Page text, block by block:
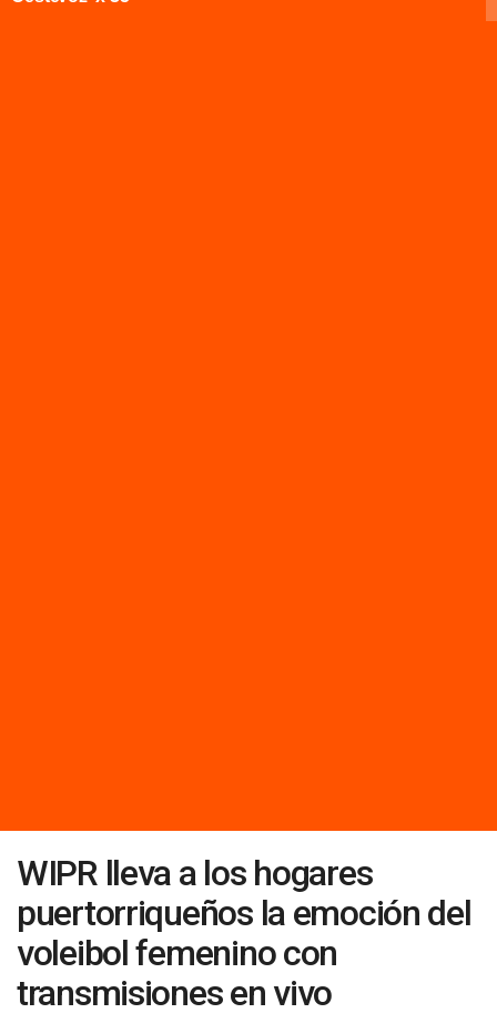
WIPR lleva a los hogares
puertorriqueños la emoción del
voleibol femenino con
transmisiones en vivo